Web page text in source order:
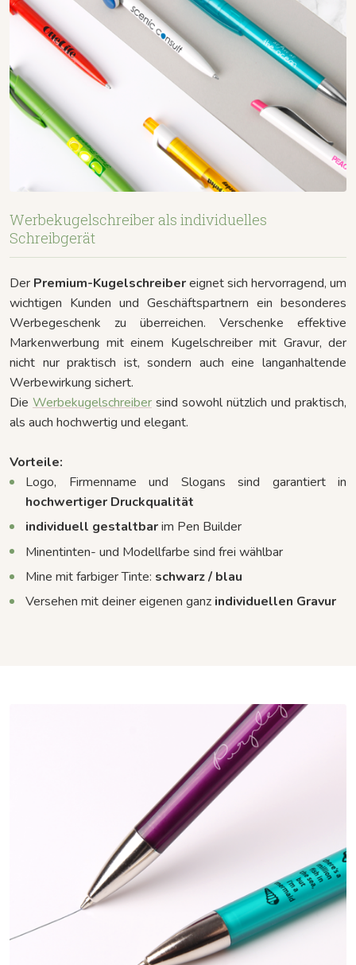
Werbekugelschreiber als individuelles
Schreibgerät
Der Premium-Kugelschreibereignet sich hervorragend, um
wichtigen Kunden und Geschäftspartnern ein besonderes
Werbegeschenk zu überreichen. Verschenke effektive
Markenwerbung mit einem Kugelschreiber mit Gravur, der
nicht nur praktisch ist, sondern auch eine langanhaltende
Werbewirkung sichert.
Die Werbekugelschreiber sind sowohl nützlich und praktisch,
als auch hochwertig und elegant.
Vorteile:
Logo, Firmenname und Slogans sind garantiert in
hochwertiger Druckqualität
individuell gestaltbarim Pen Builder
Minentinten- und Modellfarbe sind frei wählbar
Mine mit farbiger Tinte: schwarz / blau
Versehen mit deiner eigenen ganz individuellen Gravur